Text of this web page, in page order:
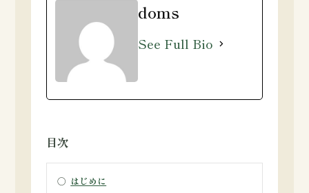
doms
See Full Bio
目次
○ はじめに